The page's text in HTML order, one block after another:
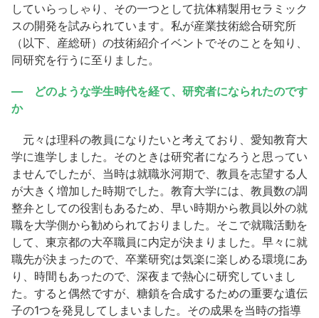
していらっしゃり、その一つとして抗体精製用セラミック
スの開発を試みられています。私が産業技術総合研究所
（以下、産総研）の技術紹介イベントでそのことを知り、
同研究を行うに至りました。
― どのような学生時代を経て、研究者になられたのです
か
元々は理科の教員になりたいと考えており、愛知教育大
学に進学しました。そのときは研究者になろうと思ってい
ませんでしたが、当時は就職氷河期で、教員を志望する人
が大きく増加した時期でした。教育大学には、教員数の調
整弁としての役割もあるため、早い時期から教員以外の就
職を大学側から勧められておりました。そこで就職活動を
して、東京都の大卒職員に内定が決まりました。早々に就
職先が決まったので、卒業研究は気楽に楽しめる環境にあ
り、時間もあったので、深夜まで熱心に研究していまし
た。すると偶然ですが、糖鎖を合成するための重要な遺伝
子の1つを発見してしまいました。その成果を当時の指導